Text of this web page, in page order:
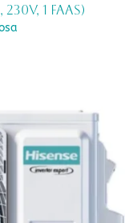
1 faas)